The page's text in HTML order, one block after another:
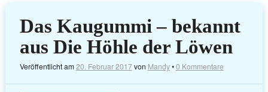
Das Kaugummi – bekannt
aus Die Höhle der Löwen
Veröffentlicht am20. Februar 2017von Mandy•0 Kommentare